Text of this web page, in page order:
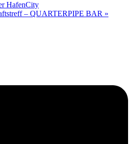
HafenCity
– QUARTERPIPE BAR »